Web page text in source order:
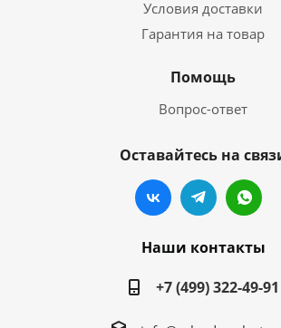
Условия доставки
Гарантия на товар
Помощь
Вопрос-ответ
Оставайтесь на
Наши контакты
+7 (499) 322-49-91